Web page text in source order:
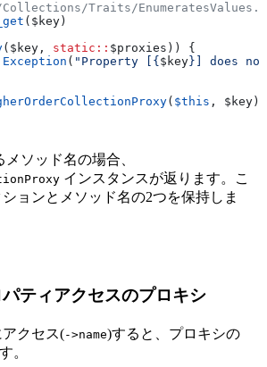
Traits/
( $key )
( $key , static :: $proxies )) {
Exception ( "Property [{ $key}] does
( $this , $key );
メソッド名の場合、
インスタンスが返ります。こ
ョンとメソッド名の2つを保持しま
パティアクセスのプロキシ
クセス(->name)すると、プロキシの
。